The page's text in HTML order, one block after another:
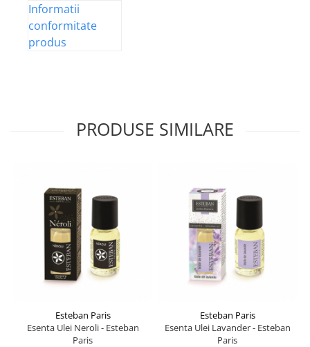
Informatii
conformitate
produs
PRODUSE SIMILARE
Esteban Paris
Esenta Ulei Neroli - Esteban
Paris
Esteban Paris
Esenta Ulei Lavander - Esteban
Paris